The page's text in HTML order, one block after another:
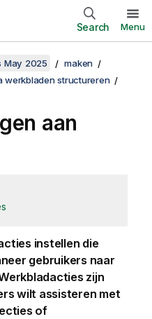
Search Menu
May 2025
maken
werkbladen structureren
aan
instellen die
gebruikers naar
zijn
wilt assisteren met
of